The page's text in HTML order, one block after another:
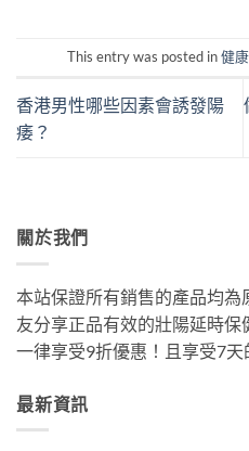
This entry was posted in健
香港男性哪些因素會誘發陽
痿？
關於我們
本站保證所有銷售的產品均
友分享正品有效的壯陽延時
一律享受9折優惠！且享受7天
最新資訊